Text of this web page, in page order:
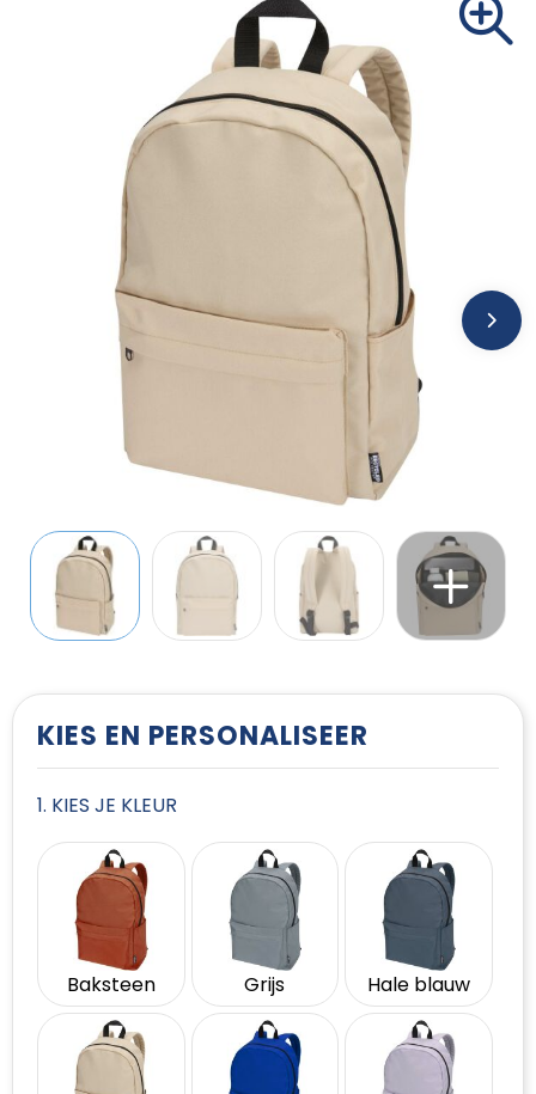
Handschoenen en Sjaals
Kledingaccessoires
Ondergoed, Sokken en Nachtkleding
Peuters en Baby's
Regenkleding
Schoenen
T-Shirts
Vesten
KIES EN PERSONALISEER
1. KIES JE KLEUR
Baksteen Grijs Hale blauw